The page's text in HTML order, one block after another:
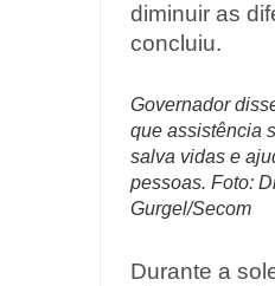
diminuir as
concluiu.
Governador
que assistência
salva vidas e
pessoas. Foto:
Gurgel/Secom
Durante a